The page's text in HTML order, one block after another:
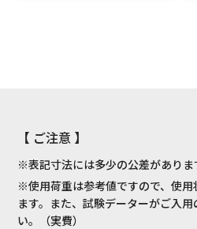
【 ご注意 】
※表記寸法には多少の公差がありま
※使用荷重は参考値ですので、使用
ます。また、試験データーがご入
い。（実費）